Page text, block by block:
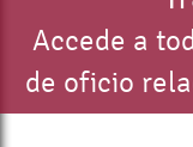
Accede a
de oficio